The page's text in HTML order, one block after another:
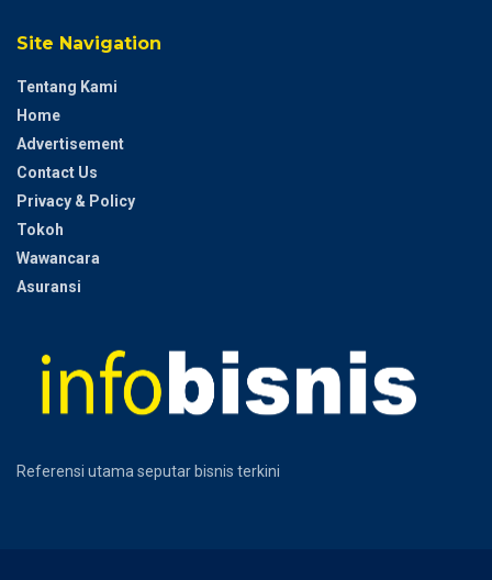
Site Navigation
Tentang Kami
Home
Advertisement
Contact Us
Privacy & Policy
Tokoh
Wawancara
Asuransi
Referensi utama seputar bisnis terkini